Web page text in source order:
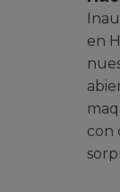
en
con